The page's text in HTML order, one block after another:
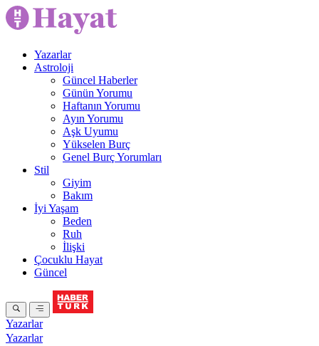
Yazarlar
Astroloji
Güncel Haberler
Günün Yorumu
Haftanın Yorumu
Ayın Yorumu
Aşk Uyumu
Yükselen Burç
Genel Burç Yorumları
Stil
Giyim
Bakım
İyi Yaşam
Beden
Ruh
İlişki
Çocuklu Hayat
Güncel
Yazarlar
Yazarlar